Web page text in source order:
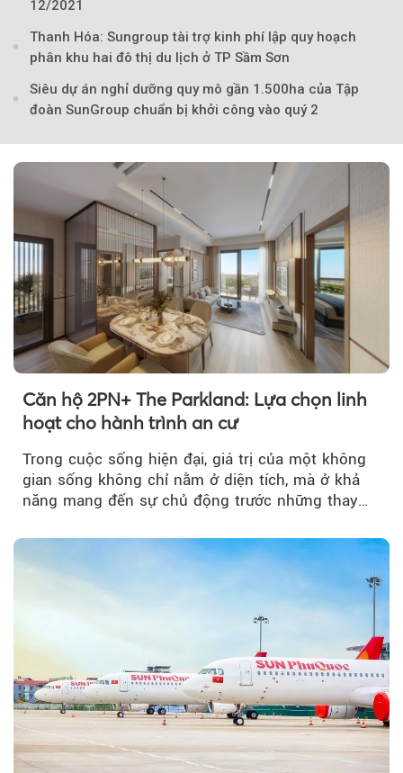
12/2021
Thanh Hóa: Sungroup tài trợ kinh phí lập quy hoạch
phân khu hai đô thị du lịch ở TP Sầm Sơn
Siêu dự án nghỉ dưỡng quy mô gần 1.500ha của Tập
đoàn SunGroup chuẩn bị khởi công vào quý 2
Căn hộ 2PN+ The Parkland: Lựa chọn linh
hoạt cho hành trình an cư
Trong cuộc sống hiện đại, giá trị của một không
gian sống không chỉ nằm ở diện tích, mà ở khả
năng mang đến sự chủ động trước những thay